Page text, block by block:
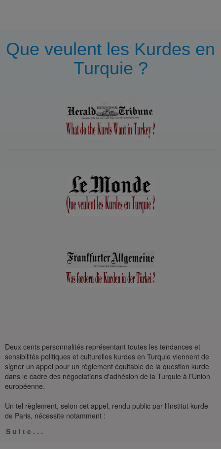
Que veulent les Kurdes en
Turquie ?
Deux cents personnalités représentant toutes les tendances et
sensibilités politiques et culturelles kurdes en Turquie viennent de
signer un appel pour un règlement équitable de la question kurde
dans le cadre des négociations d'adhésion de la Turquie à l'Union
européenne.
Un tel règlement, selon cet appel, rendu public par l'Institut kurde
de Paris, nécessite notamment :
S u i t e . . .